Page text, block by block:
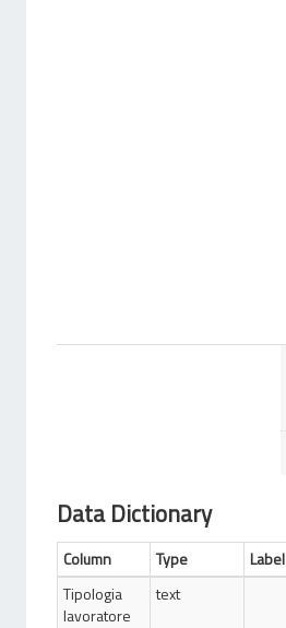
Data Dictionary
Column Type Label
Tipologia
lavoratore
text